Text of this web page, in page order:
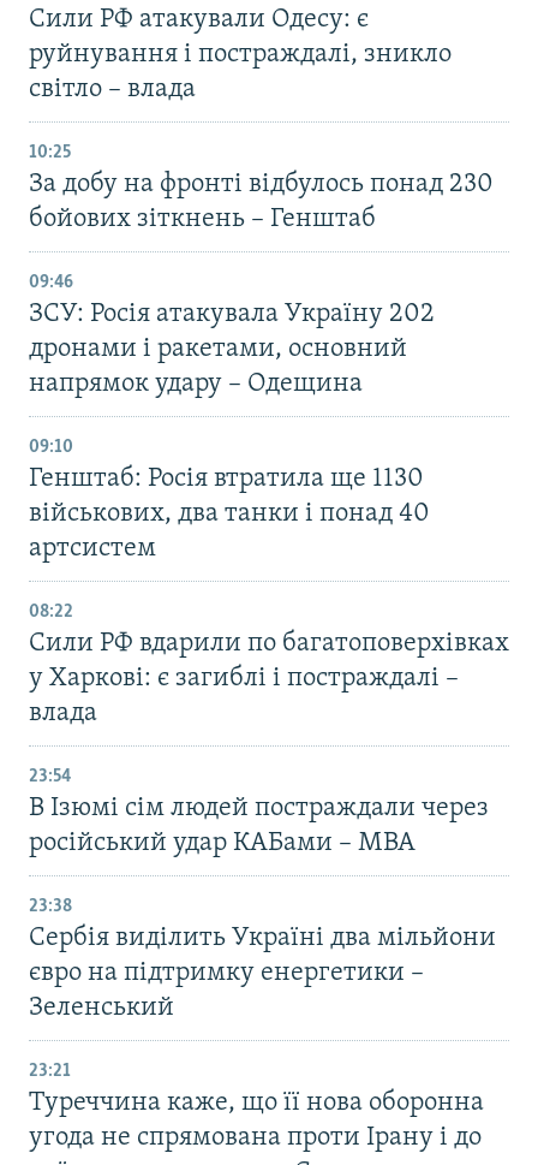
Сили РФ атакували Одесу: є
руйнування і постраждалі, зникло
світло – влада
10:25
За добу на фронті відбулось понад 230
бойових зіткнень – Генштаб
09:46
ЗСУ: Росія атакувала Україну 202
дронами і ракетами, основний
напрямок удару – Одещина
09:10
Генштаб: Росія втратила ще 1130
військових, два танки і понад 40
артсистем
08:22
Сили РФ вдарили по багатоповерхівках
у Харкові: є загиблі і постраждалі –
влада
23:54
В Ізюмі сім людей постраждали через
російський удар КАБами – МВА
23:38
Сербія виділить Україні два мільйони
євро на підтримку енергетики –
Зеленський
23:21
Туреччина каже, що її нова оборонна
угода не спрямована проти Ірану і до